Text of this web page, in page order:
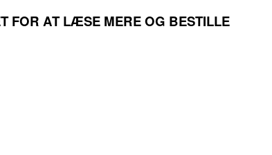
FOR AT LÆSE MERE OG BESTILLE